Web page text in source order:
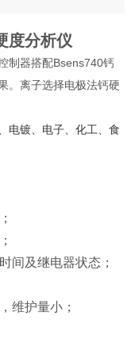
度分析仪
制器搭配Bsens740钙
。离子选择电极法钙硬
电镀、电子、化工、食
间及继电器状态；
维护量小；